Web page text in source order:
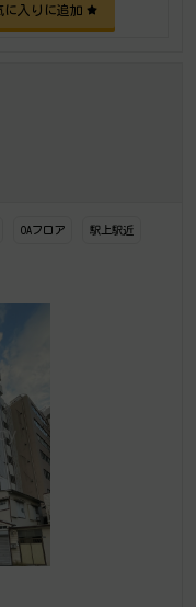
に入りに追加
OAフロア 駅上駅近